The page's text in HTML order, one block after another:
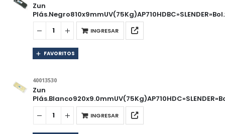
Zun
INGRESAR
FAVORITOS
40013530
Zun
INGRESAR